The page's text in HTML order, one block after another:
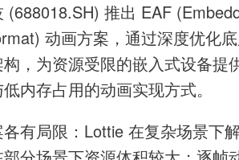
(688018.SH) 推出 EAF
动画方案，通过深度优化
，为资源受限的嵌入式设备提
内存占用的动画实现方式。
有局限：Lottie 在复杂场景下